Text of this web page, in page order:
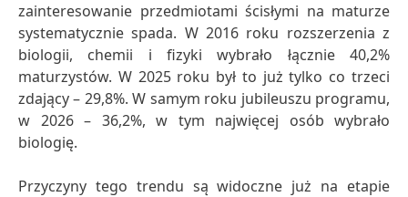
zainteresowanie przedmiotami ścisłymi na maturze
systematycznie spada. W 2016 roku rozszerzenia z
biologii, chemii i fizyki wybrało łącznie 40,2%
maturzystów. W 2025 roku był to już tylko co trzeci
zdający – 29,8%. W samym roku jubileuszu programu,
w 2026 – 36,2%, w tym najwięcej osób wybrało
biologię.
Przyczyny tego trendu są widoczne już na etapie